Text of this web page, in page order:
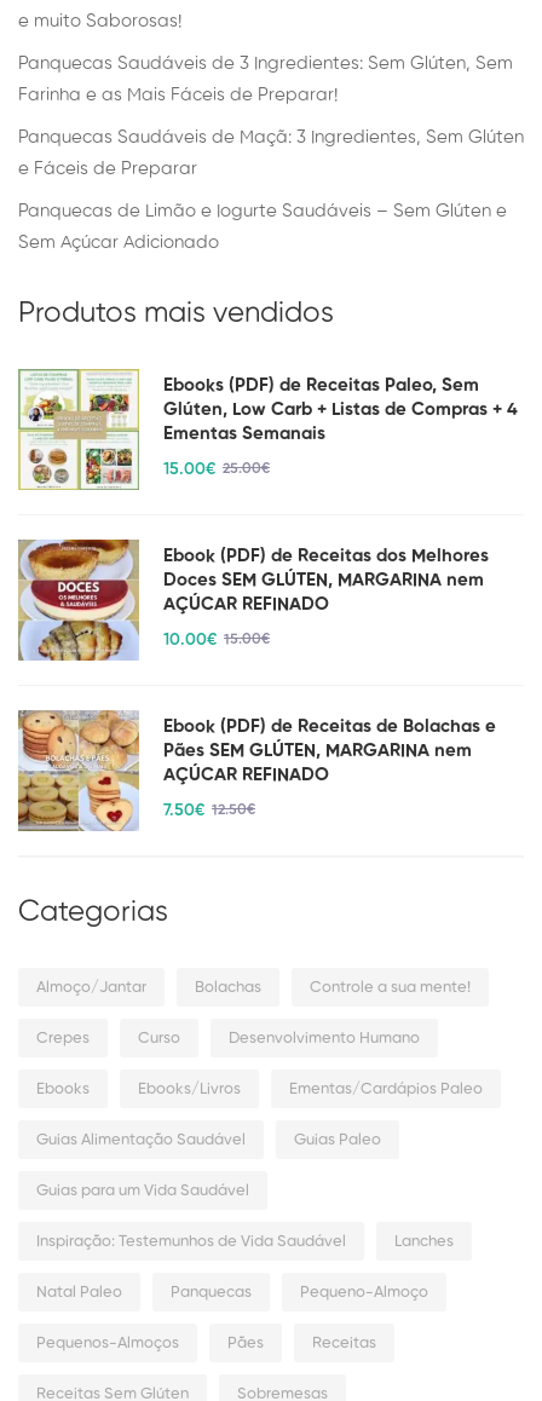
e muito Saborosas!
Panquecas Saudáveis de 3 Ingredientes: Sem Glúten, Sem
Farinha e as Mais Fáceis de Preparar!
Panquecas Saudáveis de Maçã: 3 Ingredientes, Sem Glúten
e Fáceis de Preparar
Panquecas de Limão e Iogurte Saudáveis – Sem Glúten e
Sem Açúcar Adicionado
Produtos mais vendidos
Ebooks (PDF) de Receitas Paleo, Sem
Glúten, Low Carb + Listas de Compras + 4
Ementas Semanais
15.00€ 25.00€
Ebook (PDF) de Receitas dos Melhores
Doces SEM GLÚTEN, MARGARINA nem
AÇÚCAR REFINADO
10.00€ 15.00€
Ebook (PDF) de Receitas de Bolachas e
Pães SEM GLÚTEN, MARGARINA nem
AÇÚCAR REFINADO
7.50€ 12.50€
Categorias
Almoço/Jantar Bolachas Controle a sua mente!
Crepes Curso Desenvolvimento Humano
Ebooks Ebooks/Livros Ementas/Cardápios Paleo
Guias Alimentação Saudável Guias Paleo
Guias para um Vida Saudável
Inspiração: Testemunhos de Vida Saudável Lanches
Natal Paleo Panquecas Pequeno-Almoço
Pequenos-Almoços Pães Receitas
Receitas Sem Glúten Sobremesas